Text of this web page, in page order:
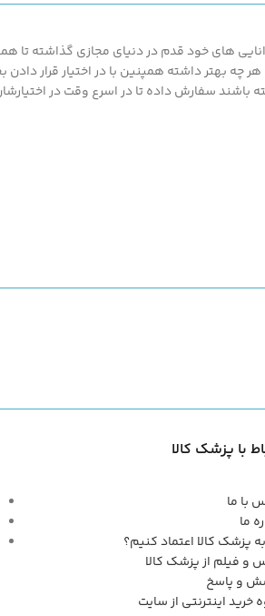
های خود قدم در دنیای مجازی گذاشته تا
کالا با پشتیبانی 24 ساعته خود سعی در خدمات رسانی هر چه بهتر داشته
سفارش داده تا در اسرع وقت در
با پزشک کالا
با ما
ما
پزشک کالا اعتماد کنیم؟
و فیلم از پزشک کالا
و پاسخ
خرید اینترنتی از سایت